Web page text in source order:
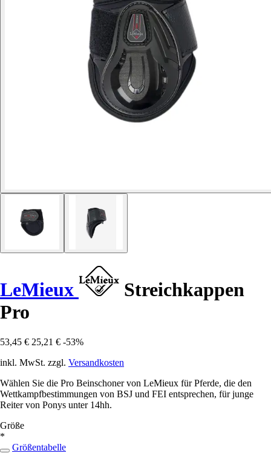
LeMieux
Streichkappen
Pro
53,45 € 25,21 € -53%
inkl. MwSt. zzgl. Versandkosten
Wählen Sie die Pro Beinschoner von LeMieux für Pferde, die den
Wettkampfbestimmungen von BSJ und FEI entsprechen, für junge
Reiter von Ponys unter 14hh.
Größe
*
Größentabelle